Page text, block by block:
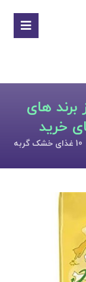
برند های
خرید
10 غذای خشک گربه برتر از برند های داخلی و خارجی + راهنمای خرید